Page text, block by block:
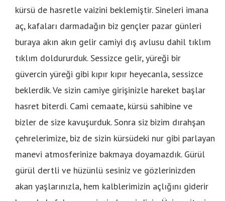
kürsü de hasretle vaizini beklemiştir. Sineleri imana
aç, kafaları darmadağın biz gençler pazar günleri
buraya akın akın gelir camiyi dış avlusu dahil tıklım
tıklım doldururduk. Sessizce gelir, yüreği bir
güvercin yüreği gibi kıpır kıpır heyecanla, sessizce
beklerdik. Ve sizin camiye girişinizle hareket başlar
hasret biterdi. Cami cemaate, kürsü sahibine ve
bizler de size kavuşurduk. Sonra siz bizim dırahşan
çehrelerimize, biz de sizin kürsüdeki nur gibi parlayan
manevi atmosferinize bakmaya doyamazdık. Gürül
gürül dertli ve hüzünlü sesiniz ve gözlerinizden
akan yaşlarınızla, hem kalblerimizin açlığını giderir